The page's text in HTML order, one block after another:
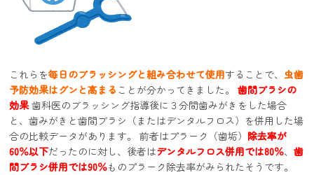
これらを毎日のブラッシングと組み合わせて使用することで、虫歯
予防効果はグンと高まる ことが分かってきました。歯間ブラシの
効果歯科医のブラッシング指導後に３分間歯みがきをした場合
と、歯みがきと歯間ブラシ（またはデンタルフロス）を併用した場
合の比較データがあります。 前者はプラーク（歯垢） 除去率が
60％以下だったのに対し、後者はデンタルフロス併用では80％、歯
間ブラシ併用では90％ものプラーク除去率がみられたそうです。